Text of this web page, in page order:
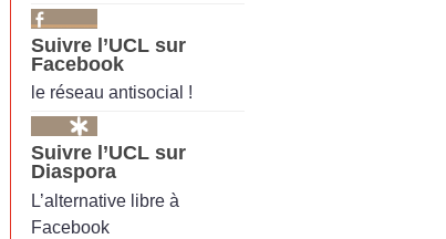
Suivre l’UCL sur
Facebook
le réseau antisocial !
Suivre l’UCL sur
Diaspora
L’alternative libre à
Facebook